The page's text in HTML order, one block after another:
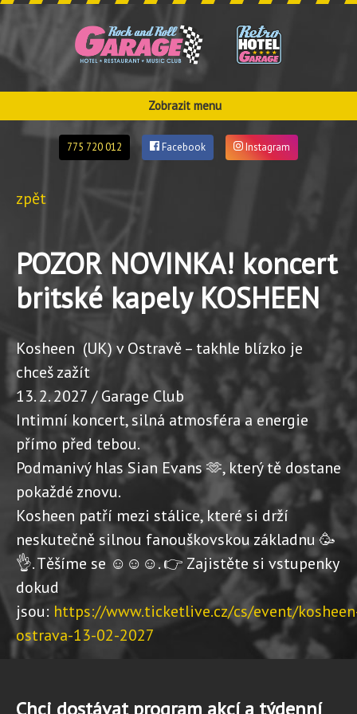
Zobrazit menu
775 720 012 Facebook Instagram
zpět
POZOR NOVINKA! koncert
britské kapely KOSHEEN
Kosheen (UK) v Ostravě – takhle blízko je
chceš zažít
13. 2. 2027 / Garage Club
Intimní koncert, silná atmosféra a energie
přímo před tebou.
Podmanivý hlas Sian Evans 🫶, který tě dostane
pokaždé znovu.
Kosheen patří mezi stálice, které si drží
neskutečně silnou fanouškovskou základnu 🥳
👌. Těšíme se ☺️☺️☺️. 👉 Zajistěte si vstupenky
dokud
jsou: https://www.ticketlive.cz/cs/event/
ostrava-13-02-2027
Chci dostávat program akcí a týdenní